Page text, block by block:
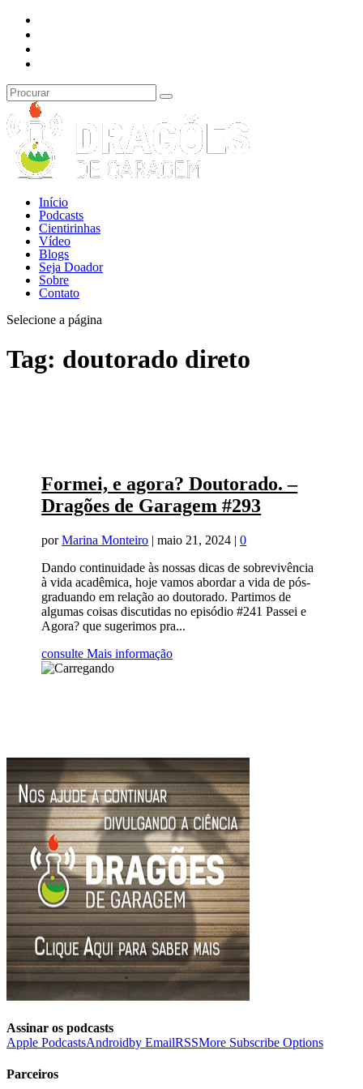
Início
Podcasts
Cientirinhas
Vídeo
Blogs
Seja Doador
Sobre
Contato
Selecione a página
Tag: doutorado direto
Formei, e agora? Doutorado. –
Dragões de Garagem #293
porMarina Monteiro |maio 21, 2024 |0
Dando continuidade às nossas dicas de sobrevivência
à vida acadêmica, hoje vamos abordar a vida de pós-
graduando em relação ao doutorado. Partimos de
algumas coisas discutidas no episódio #241 Passei e
Agora? que sugerimos pra...
consulte Mais informação
Assinar os podcasts
Apple PodcastsAndroidby EmailRSSMore Subscribe Options
Parceiros